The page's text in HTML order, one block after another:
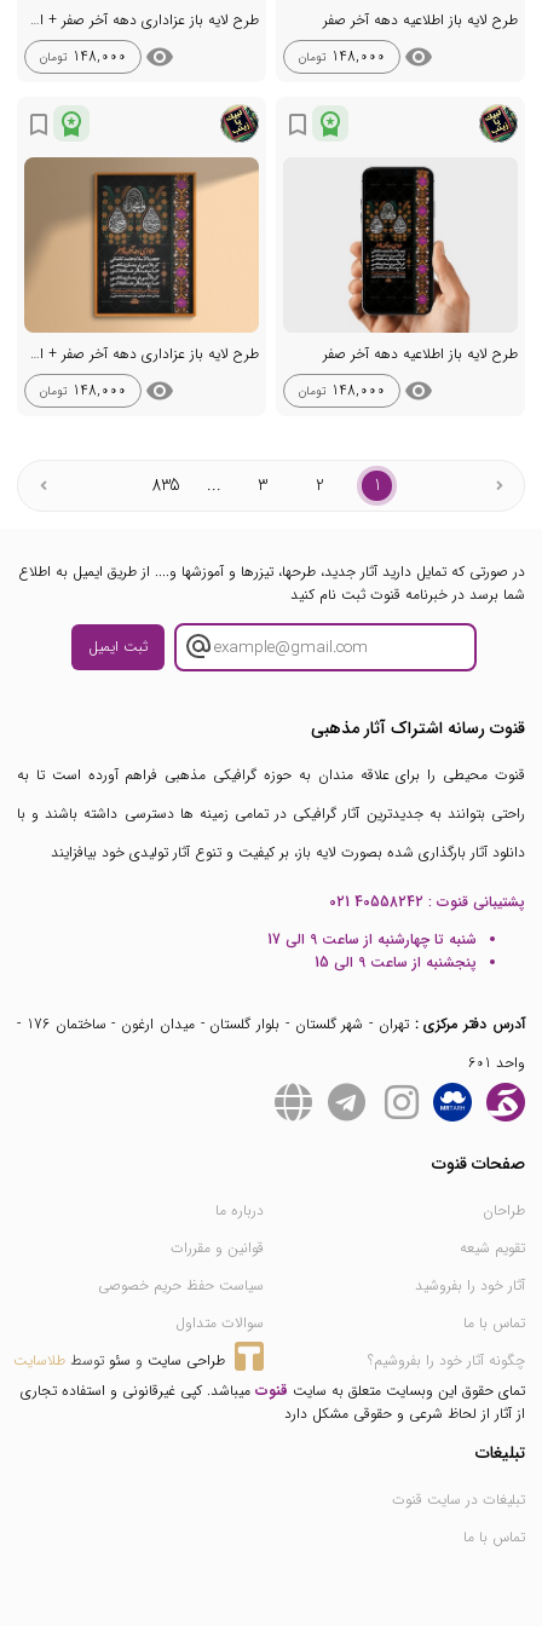
طرح لایه باز اطلاعیه دهه آخر صفر
visibility
148,000 تومان
طرح لایه باز عزاداری دهه آخر صفر + استوری
visibility
148,000 تومان
workspace_premium
bookmark_border
طرح لایه باز اطلاعیه دهه آخر صفر
visibility
148,000 تومان
workspace_premium
bookmark_border
طرح لایه باز عزاداری دهه آخر صفر + استوری
visibility
148,000 تومان
1
2
3
...
835
در صورتی که تمایل دارید آثار جدید، طرحها، تیزرها و آموزشها و.... از طریق ایمیل به اطلاع
شما برسد در خبرنامه قنوت ثبت نام کنید
ثبت ایمیل
قنوت رسانه اشتراک آثار مذهبی
قنوت محیطی را برای علاقه مندان به حوزه گرافیکی مذهبی فراهم آورده است تا به
راحتی بتوانند به جدیدترین آثار گرافیکی در تمامی زمینه ها دسترسی داشته باشند و با
دانلود آثار بارگذاری شده بصورت لایه باز، بر کیفیت و تنوع آثار تولیدی خود بیافزایند
پشتیبانی قنوت : 021 40558242
شنبه تا چهارشنبه از ساعت 9 الی 17
پنجشنبه از ساعت 9 الی 15
آدرس دفتر مرکزی :
تهران - شهر گلستان - بلوار گلستان - میدان ارغون - ساختمان 176 -
واحد 601
صفحات قنوت
طراحان
تقویم شیعه
آثار خود را بفروشید
تماس با ما
چگونه آثار خود را بفروشیم؟
درباره ما
قوانین و مقررات
سیاست حفظ حریم خصوصی
سوالات متداول
طراحی سایت و سئو توسط طلاسایت
تمای حقوق این وبسایت متعلق به سایت قنوت میباشد. کپی غیرقانونی و استفاده تجاری
از آثار از لحاظ شرعی و حقوقی مشکل دارد
تبلیغات
تبلیغات در سایت قنوت
تماس با ما